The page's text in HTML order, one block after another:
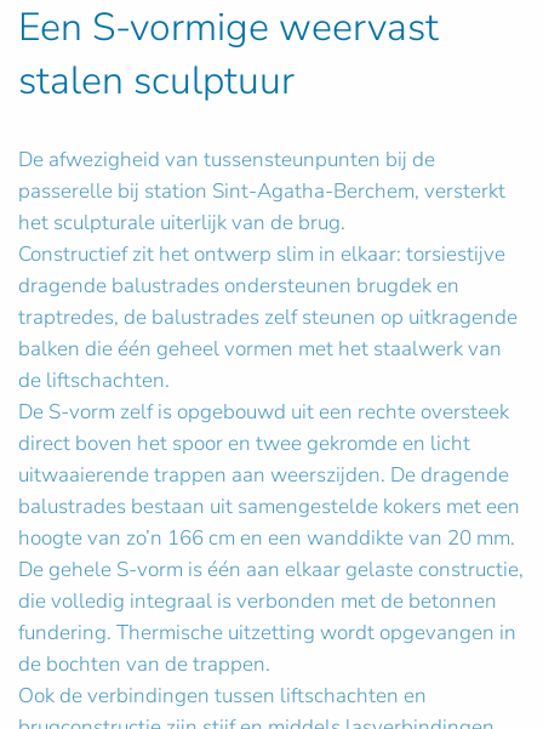
Een S-vormige weervast
stalen sculptuur
De afwezigheid van tussensteunpunten bij de
passerelle bij station Sint-Agatha-Berchem, versterkt
het sculpturale uiterlijk van de brug.
Constructief zit het ontwerp slim in elkaar: torsiestijve
dragende balustrades ondersteunen brugdek en
traptredes, de balustrades zelf steunen op uitkragende
balken die één geheel vormen met het staalwerk van
de liftschachten.
De S-vorm zelf is opgebouwd uit een rechte oversteek
direct boven het spoor en twee gekromde en licht
uitwaaierende trappen aan weerszijden. De dragende
balustrades bestaan uit samengestelde kokers met een
hoogte van zo’n 166 cm en een wanddikte van 20 mm.
De gehele S-vorm is één aan elkaar gelaste constructie,
die volledig integraal is verbonden met de betonnen
fundering. Thermische uitzetting wordt opgevangen in
de bochten van de trappen.
Ook de verbindingen tussen liftschachten en